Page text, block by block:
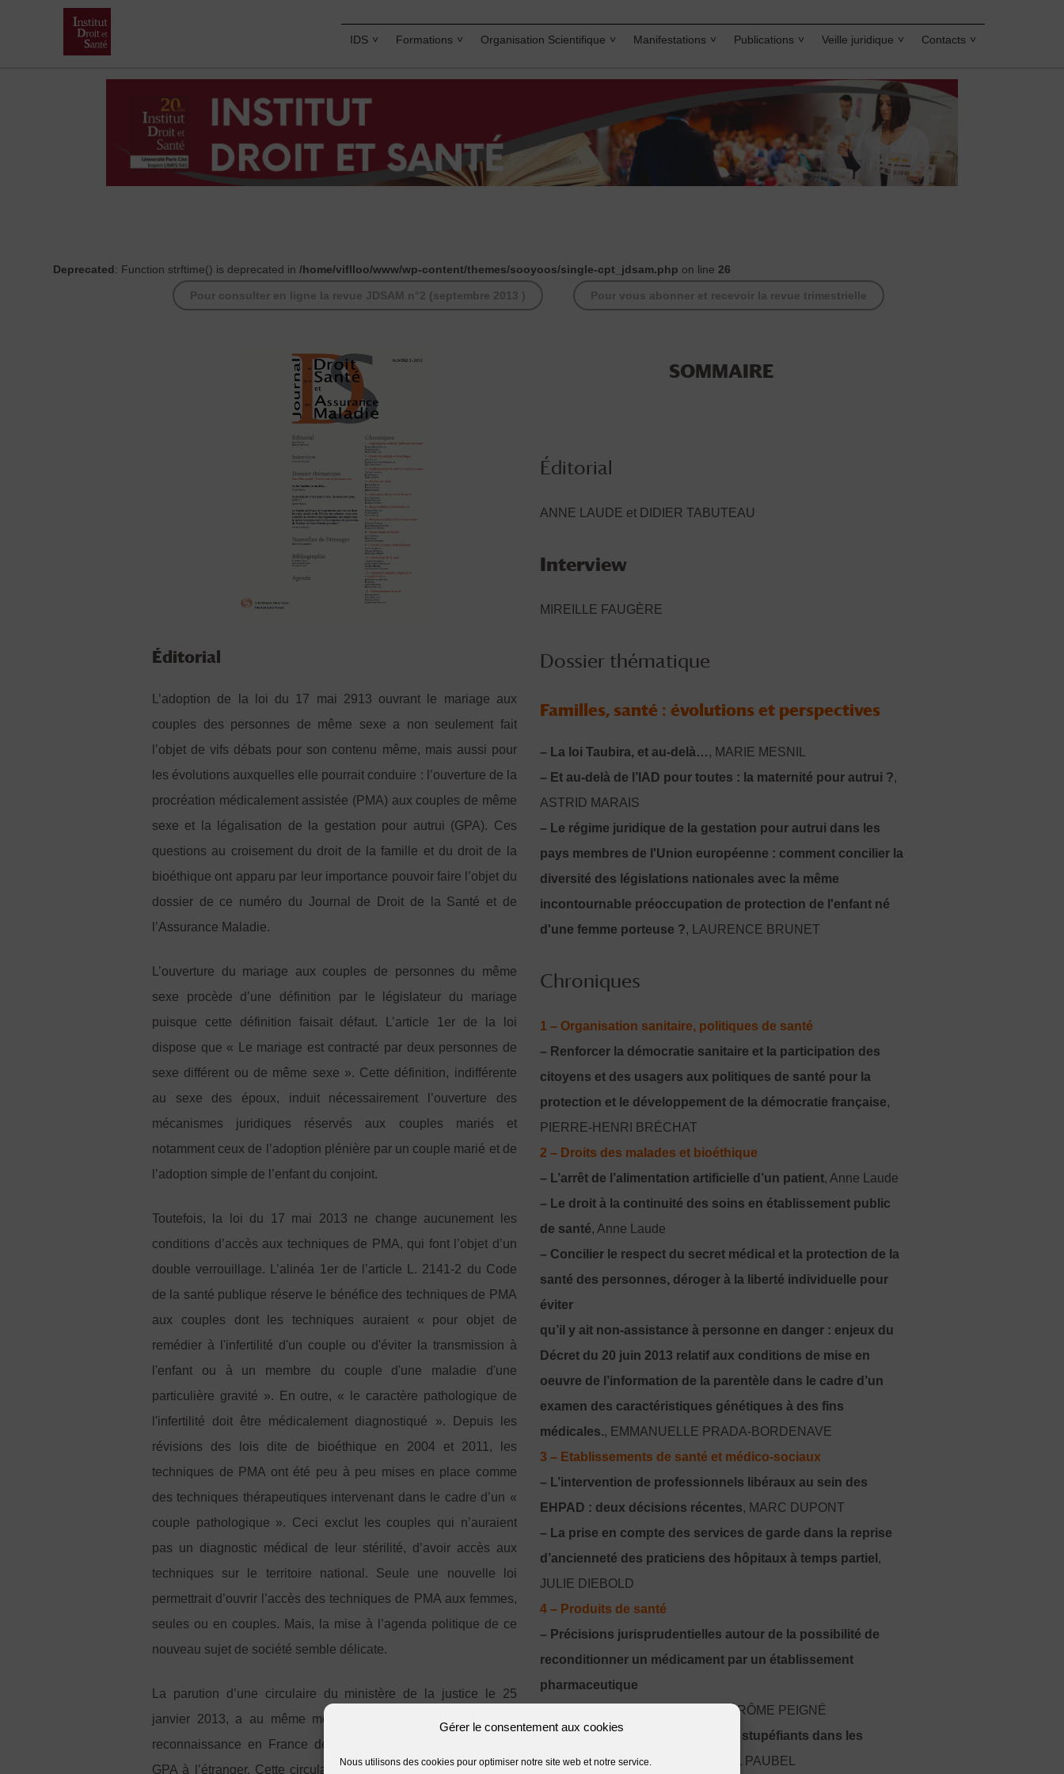
Gérer le consentement aux cookies
Nous utilisons des cookies pour optimiser notre site web et notre service.
IDS Formations Organisation Scientifique Manifestations Publications Veille juridique Contacts
Deprecated: Function strftime() is deprecated in/home/viflloo/www/wp-content/themes/sooyoos/single-cpt_jdsam.php on line26
Pour consulter en ligne la revue JDSAM n°2 (septembre 2013 ) Pour vous abonner et recevoir la revue trimestrielle
Éditorial
L’adoption de la loi du 17 mai 2913 ouvrant le mariage aux
couples des personnes de même sexe a non seulement fait
l’objet de vifs débats pour son contenu même, mais aussi pour
les évolutions auxquelles elle pourrait conduire : l’ouverture de la
procréation médicalement assistée (PMA) aux couples de même
sexe et la légalisation de la gestation pour autrui (GPA). Ces
questions au croisement du droit de la famille et du droit de la
bioéthique ont apparu par leur importance pouvoir faire l’objet du
dossier de ce numéro du Journal de Droit de la Santé et de
l’Assurance Maladie.
L’ouverture du mariage aux couples de personnes du même
sexe procède d’une définition par le législateur du mariage
puisque cette définition faisait défaut. L’article 1er de la loi
dispose que « Le mariage est contracté par deux personnes de
sexe différent ou de même sexe ». Cette définition, indifférente
au sexe des époux, induit nécessairement l’ouverture des
mécanismes juridiques réservés aux couples mariés et
notamment ceux de l’adoption plénière par un couple marié et de
l’adoption simple de l’enfant du conjoint.
Toutefois, la loi du 17 mai 2013 ne change aucunement les
conditions d’accès aux techniques de PMA, qui font l’objet d’un
double verrouillage. L’alinéa 1er de l’article L. 2141-2 du Code
de la santé publique réserve le bénéfice des techniques de PMA
aux couples dont les techniques auraient « pour objet de
remédier à l'infertilité d'un couple ou d'éviter la transmission à
l'enfant ou à un membre du couple d'une maladie d'une
particulière gravité ». En outre, « le caractère pathologique de
l'infertilité doit être médicalement diagnostiqué ». Depuis les
révisions des lois dite de bioéthique en 2004 et 2011, les
techniques de PMA ont été peu à peu mises en place comme
des techniques thérapeutiques intervenant dans le cadre d’un «
couple pathologique ». Ceci exclut les couples qui n’auraient
pas un diagnostic médical de leur stérilité, d’avoir accès aux
techniques sur le territoire national. Seule une nouvelle loi
permettrait d’ouvrir l’accès des techniques de PMA aux femmes,
seules ou en couples. Mais, la mise à l’agenda politique de ce
nouveau sujet de société semble délicate.
La parution d’une circulaire du ministère de la justice le 25
janvier 2013, a au même moment relancé la question de la
reconnaissance en France de l’état civil des enfants nés par
GPA à l’étranger. Cette circulaire d’application immédiate invite
SOMMAIRE
Éditorial
ANNE LAUDE et DIDIER TABUTEAU
Interview
MIREILLE FAUGÈRE
Dossier thématique
Familles, santé : évolutions et perspectives
– La loi Taubira, et au-delà…, MARIE MESNIL
– Et au-delà de l’IAD pour toutes : la maternité pour autrui ?,
ASTRID MARAIS
– Le régime juridique de la gestation pour autrui dans les
pays membres de l'Union européenne : comment concilier la
diversité des législations nationales avec la même
incontournable préoccupation de protection de l'enfant né
d'une femme porteuse ?, LAURENCE BRUNET
Chroniques
1 – Organisation sanitaire, politiques de santé
– Renforcer la démocratie sanitaire et la participation des
citoyens et des usagers aux politiques de santé pour la
protection et le développement de la démocratie française,
PIERRE-HENRI BRÉCHAT
2 – Droits des malades et bioéthique
– L’arrêt de l’alimentation artificielle d’un patient, Anne Laude
– Le droit à la continuité des soins en établissement public
de santé, Anne Laude
– Concilier le respect du secret médical et la protection de la
santé des personnes, déroger à la liberté individuelle pour
éviter
qu’il y ait non-assistance à personne en danger : enjeux du
Décret du 20 juin 2013 relatif aux conditions de mise en
oeuvre de l’information de la parentèle dans le cadre d’un
examen des caractéristiques génétiques à des fins
médicales., EMMANUELLE PRADA-BORDENAVE
3 – Etablissements de santé et médico-sociaux
– L’intervention de professionnels libéraux au sein des
EHPAD : deux décisions récentes, MARC DUPONT
– La prise en compte des services de garde dans la reprise
d’ancienneté des praticiens des hôpitaux à temps partiel ,
JULIE DIEBOLD
4 – Produits de santé
– Précisions jurisprudentielles autour de la possibilité de
reconditionner un médicament par un établissement
pharmaceutique
, JÉRÔME PEIGNÉ
– La nouvelle réglementation des stupéfiants dans les
établissements de santé
, PASCAL PAUBEL